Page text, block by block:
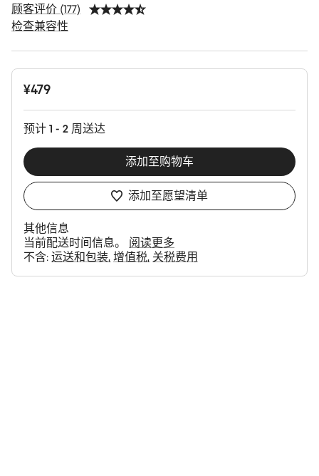
顾客评价 (177)
检查兼容性
产
¥479
预计 1 - 2 周送达
添加至购物车
添加至愿望清单
其他信息
当前配送时间信息。 阅读更多
不含: 运送和包装 增值税 关税费用